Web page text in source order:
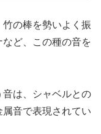
の棒を勢いよく振
ど、この種の音を
は、シャベルとの
音で表現されてい